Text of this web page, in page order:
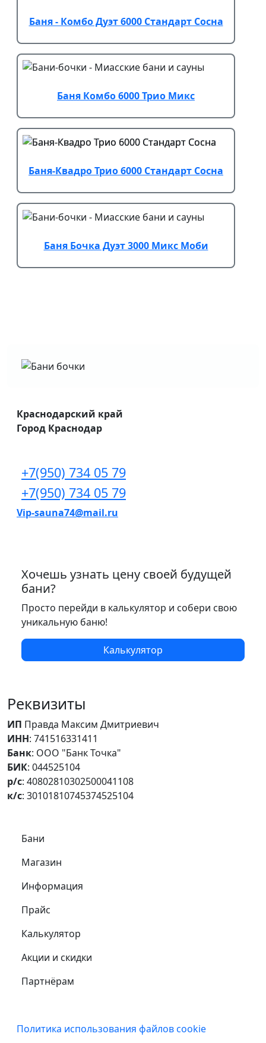
Баня - Комбо Дуэт 6000 Стандарт Сосна
Баня Комбо 6000 Трио Микс
Баня-Квадро Трио 6000 Стандарт Сосна
Баня Бочка Дуэт 3000 Микс Моби
Краснодарский край
Город Краснодар
+7(950) 734 05 79
+7(950) 734 05 79
Vip-sauna74@mail.ru
Хочешь узнать цену своей будущей
бани?
Просто перейди в калькулятор и собери свою
уникальную баню!
Калькулятор
Реквизиты
ИП Правда Максим Дмитриевич
ИНН: 741516331411
Банк: ООО "Банк Точка"
БИК: 044525104
р/с: 40802810302500041108
к/с: 30101810745374525104
Самое важное
Бани
Магазин
Информация
Прайс
Калькулятор
Акции и скидки
Партнёрам
Подвал
Политика использования файлов cookie